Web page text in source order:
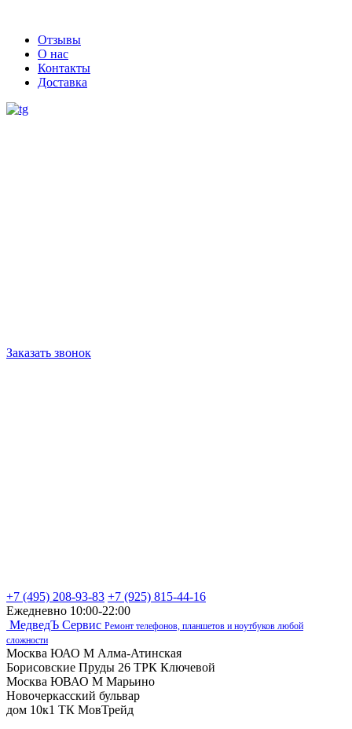
Отзывы
О нас
Контакты
Доставка
Заказать звонок
+7 (495) 208-93-83 +7 (925) 815-44-16
Ежедневно 10:00-22:00
МедведЪ Сервис Ремонт телефонов, планшетов и ноутбуков любой
сложности
Москва ЮАО М Алма-Атинская
Борисовские Пруды 26 ТРК Ключевой
Москва ЮВАО М Марьино
Новочеркасский бульвар
дом 10к1 ТК МовТрейд